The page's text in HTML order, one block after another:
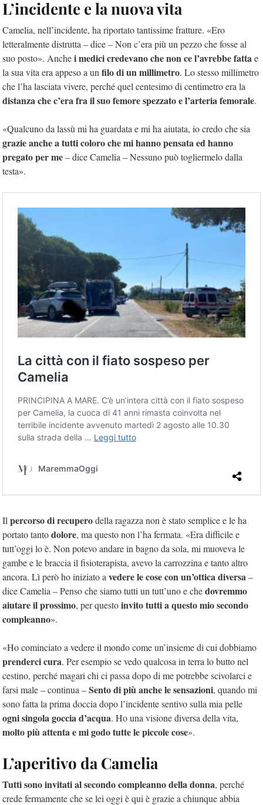
L’incidente e la nuova vita
Camelia, nell’incidente, ha riportato tantissime fratture. «Ero
letteralmente distrutta – dice – Non c’era più un pezzo che fosse al
suo posto». Anchei medici credevano che non ce l’avrebbe fattae
la sua vita era appeso a un filo di un millimetro. Lo stesso millimetro
che l’ha lasciata vivere, perché quel centesimo di centimetro era la
distanza che c’era fra il suo femore spezzato e l’arteria femorale.
«Qualcuno da lassù mi ha guardata e mi ha aiutata, io credo che sia
grazie anche a tutti coloro che mi hanno pensata ed hanno
pregato per me– dice Camelia – Nessuno può togliermelo dalla
testa».
Il percorso di recuperodella ragazza non è stato semplice e le ha
portato tantodolore, ma questo non l’ha fermata. «Era difficile e
tutt’oggi lo è. Non potevo andare in bagno da sola, mi muoveva le
gambe e le braccia il fisioterapista, avevo la carrozzina e tanto altro
ancora. Lì però ho iniziato a vedere le cose con un’ottica diversa–
dice Camelia – Penso che siamo tutti un tutt’uno e chedovremmo
aiutare il prossimo, per questoinvito tutti a questo mio secondo
compleanno».
«Ho cominciato a vedere il mondo come un’insieme di cui dobbiamo
prenderci cura. Per esempio se vedo qualcosa in terra lo butto nel
cestino, perché magari chi ci passa dopo di me potrebbe scivolarci e
farsi male – continua –Sento di più anche le sensazioni, quando mi
sono fatta la prima doccia dopo l’incidente sentivo sulla mia pelle
ogni singola goccia d’acqua. Ho una visione diversa della vita,
molto più attenta e mi godo tutte le piccole cose».
L’aperitivo da Camelia
Tutti sono invitati al secondo compleanno della donna, perché
crede fermamente che se lei oggi è qui è grazie a chiunque abbia